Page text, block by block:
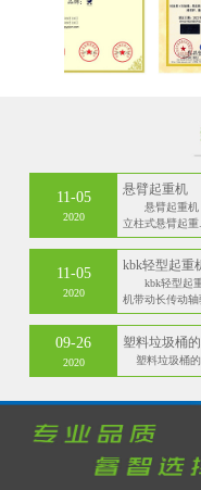
11-05
2020
悬臂起重机
悬臂起重机
立柱式悬臂起重
11-05
2020
kbk轻型起重
kbk轻型起重
机带动长传动轴
09-26
2020
塑料垃圾桶
塑料垃圾桶的